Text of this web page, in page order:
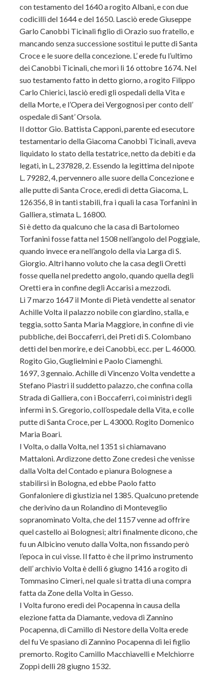
con testamento del 1640 a rogito Albani, e con due
codicilli del 1644 e del 1650. Lasciò erede Giuseppe
Garlo Canobbi Ticinali figlio di Orazio suo fratello, e
mancando senza successione sostituì le putte di Santa
Croce e le suore della concezione. L’ erede fu l’ultimo
dei Canobbi Ticinali, che morì li 16 ottobre 1674. Nel
suo testamento fatto in detto giorno, a rogito Filippo
Carlo Chierici, lasciò eredi gli ospedali della Vita e
della Morte, e l’Opera dei Vergognosi per conto dell’
ospedale di Sant’ Orsola.
Il dottor Gio. Battista Capponi, parente ed esecutore
testamentario della Giacoma Canobbi Ticinali, aveva
liquidato lo stato della testatrice, netto da debiti e da
legati, in L, 237828, 2. Essendo la legittima del nipote
L. 79282, 4, pervennero alle suore della Concezione e
alle putte di Santa Croce, eredi di detta Giacoma, L.
126356, 8 in tanti stabili, fra i quali la casa Torfanini in
Galliera, stimata L. 16800.
Si è detto da qualcuno che la casa di Bartolomeo
Torfanini fosse fatta nel 1508 nell’angolo del Poggiale,
quando invece era nell’angolo della via Larga di S.
Giorgio. Altri hanno voluto che la casa degli Oretti
fosse quella nel predetto angolo, quando quella degli
Oretti era in confine degli Accarisi a mezzodì.
Li 7 marzo 1647 il Monte di Pietà vendette al senator
Achille Volta il palazzo nobile con giardino, stalla, e
teggia, sotto Santa Maria Maggiore, in confine di vie
pubbliche, dei Boccaferri, dei Preti di S. Colombano
detti del ben morire, e dei Canobbi, ecc. per L. 46000.
Rogito Gio, Guglielmini e Paolo Ciamenghi.
1697, 3 gennaio. Achille di Vincenzo Volta vendette a
Stefano Piastri il suddetto palazzo, che confina colla
Strada di Galliera, con i Boccaferri, coi ministri degli
infermi in S. Gregorio, coll’ospedale della Vita, e colle
putte di Santa Croce, per L. 43000. Rogito Domenico
Maria Boari.
I Volta, o dalla Volta, nel 1351 si chiamavano
Mattaloni. Ardizzone detto Zone credesi che venisse
dalla Volta del Contado e pianura Bolognese a
stabilirsi in Bologna, ed ebbe Paolo fatto
Gonfaloniere di giustizia nel 1385. Qualcuno pretende
che derivino da un Rolandino di Monteveglio
sopranominato Volta, che del 1157 venne ad offrire
quel castello ai Bolognesi; altri finalmente dicono, che
fu un Albicino venuto dalla Volta, non fissando però
l’epoca in cui visse. Il fatto è che il primo instrumento
dell’ archivio Volta è delli 6 giugno 1416 a rogito di
Tommasino Cimeri, nel quale si tratta di una compra
fatta da Zone della Volta in Gesso.
I Volta furono eredi dei Pocapenna in causa della
elezione fatta da Diamante, vedova di Zannino
Pocapenna, di Camillo di Nestore della Volta erede
del fu Ve spasiano di Zannino Pocapenna di lei figlio
premorto. Rogito Camillo Macchiavelli e Melchiorre
Zoppi delli 28 giugno 1532.